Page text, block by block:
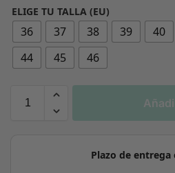
ELIGE TU TALLA (EU)
36 37 38 39 40
44
45 46
Plazo de entrega